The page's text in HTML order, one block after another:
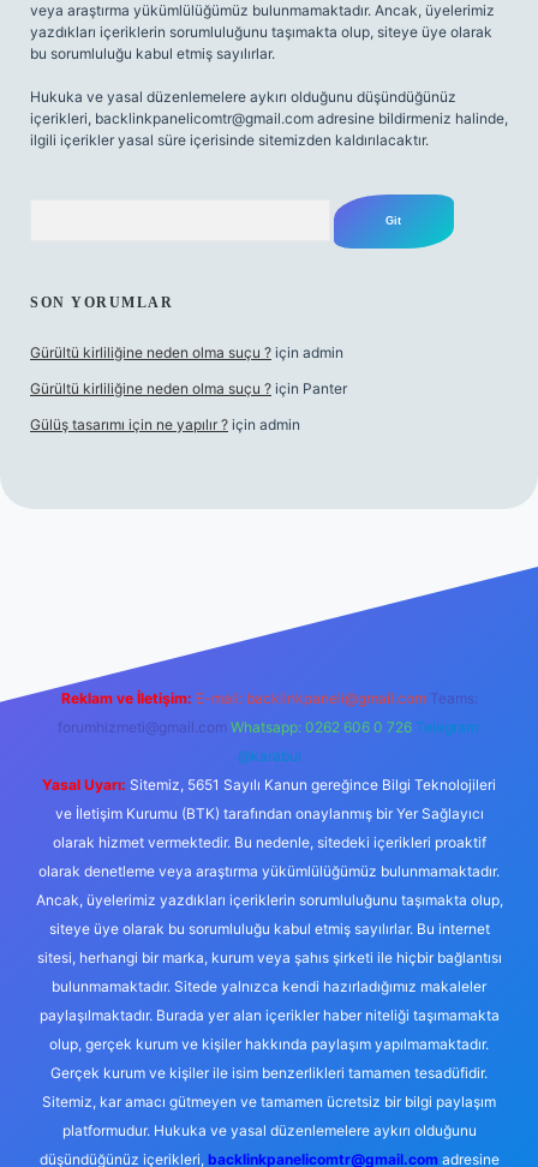
veya araştırma yükümlülüğümüz bulunmamaktadır. Ancak, üyelerimiz
yazdıkları içeriklerin sorumluluğunu taşımakta olup, siteye üye olarak
bu sorumluluğu kabul etmiş sayılırlar.
Hukuka ve yasal düzenlemelere aykırı olduğunu düşündüğünüz
içerikleri, backlinkpanelicomtr@gmail.com adresine bildirmeniz halinde,
ilgili içerikler yasal süre içerisinde sitemizden kaldırılacaktır.
SON YORUMLAR
Gürültü kirliliğine neden olma suçu ? için admin
Gürültü kirliliğine neden olma suçu ? için Panter
Gülüş tasarımı için ne yapılır ? için admin
Reklam ve İletişim: E-mail: backlinkpaneli@gmail.com Teams:
forumhizmeti@gmail.com Whatsapp: 0262 606 0 726 Telegram:
@karabul
Yasal Uyarı: Sitemiz, 5651 Sayılı Kanun gereğince Bilgi Teknolojileri
ve İletişim Kurumu (BTK) tarafından onaylanmış bir Yer Sağlayıcı
olarak hizmet vermektedir. Bu nedenle, sitedeki içerikleri proaktif
olarak denetleme veya araştırma yükümlülüğümüz bulunmamaktadır.
Ancak, üyelerimiz yazdıkları içeriklerin sorumluluğunu taşımakta olup,
siteye üye olarak bu sorumluluğu kabul etmiş sayılırlar. Bu internet
sitesi, herhangi bir marka, kurum veya şahıs şirketi ile hiçbir bağlantısı
bulunmamaktadır. Sitede yalnızca kendi hazırladığımız makaleler
paylaşılmaktadır. Burada yer alan içerikler haber niteliği taşımamakta
olup, gerçek kurum ve kişiler hakkında paylaşım yapılmamaktadır.
Gerçek kurum ve kişiler ile isim benzerlikleri tamamen tesadüfidir.
Sitemiz, kar amacı gütmeyen ve tamamen ücretsiz bir bilgi paylaşım
platformudur. Hukuka ve yasal düzenlemelere aykırı olduğunu
düşündüğünüz içerikleri, backlinkpanelicomtr@gmail.comadresine